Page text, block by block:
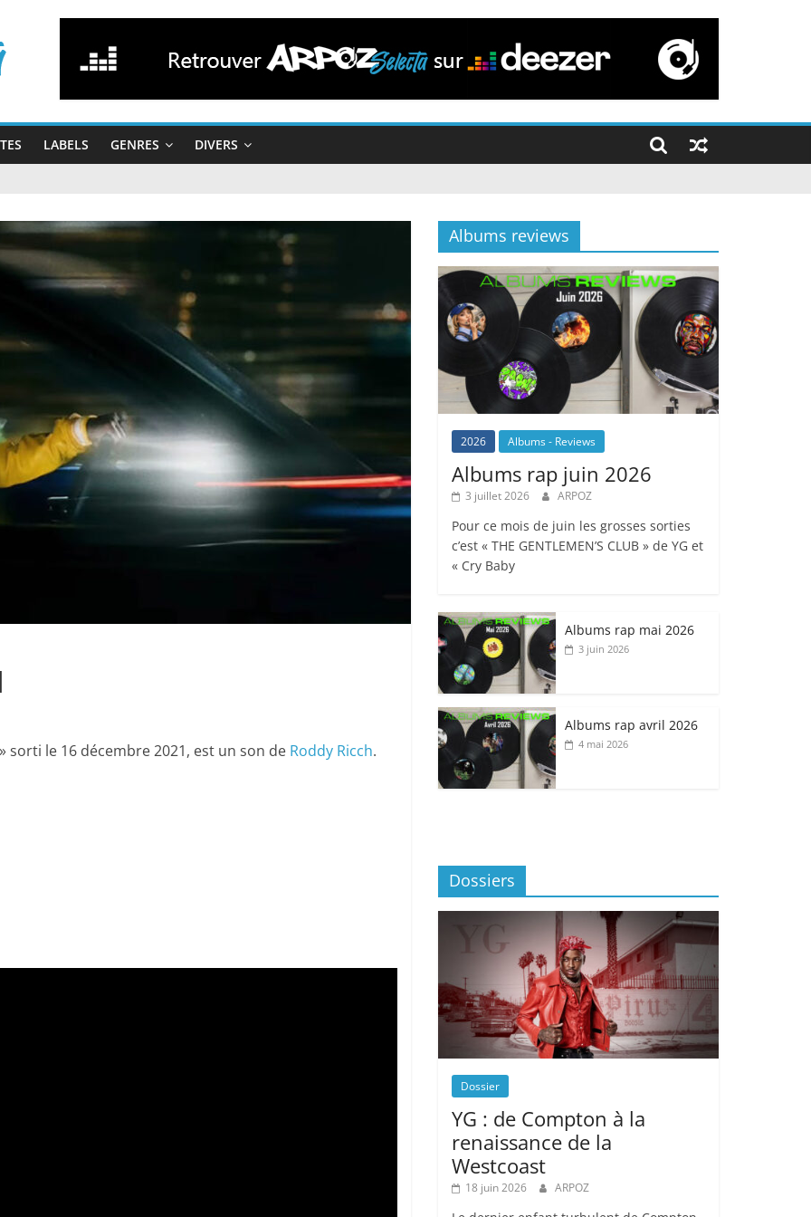
LABELS GENRES DIVERS
sorti le 16 décembre 2021, est un son de Roddy Ricch.
Albums reviews
2026 Albums - Reviews
Albums rap juin 2026
3 juillet 2026 ARPOZ
Pour ce mois de juin les grosses sorties
c’est « THE GENTLEMEN’S CLUB » de YG et
« Cry Baby
Albums rap mai 2026
3 juin 2026
Albums rap avril 2026
4 mai 2026
Dossiers
Dossier
YG : de Compton à la
renaissance de la
Westcoast
18 juin 2026 ARPOZ